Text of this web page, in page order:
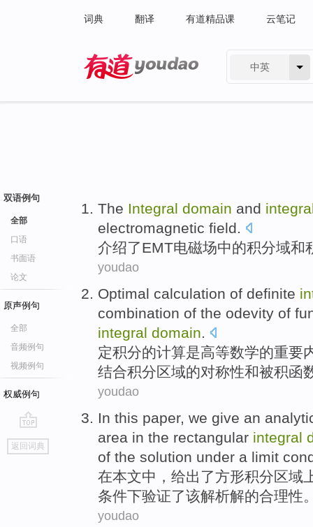
词典 翻译 有道精品课 云笔记
中英
双语例句
全部
口语
书面语
论文
原声例句
全部
音频例句
视频例句
权威例句
go
top
返回词典
The Integral domain and
electromagnetic field.
介绍了EMT电磁场中的积分域和
youdao
Optimal calculation of definite
combination of the odevity of
integral domain.
定积分的计算是高等数学的重要
结合积分区域的对称性和被积函
youdao
In this paper, we give an
area in the rectangular integral
of the solution under a limit
在本文中， 给出了方形积分区域
条件下验证了该解析解的合理性
youdao